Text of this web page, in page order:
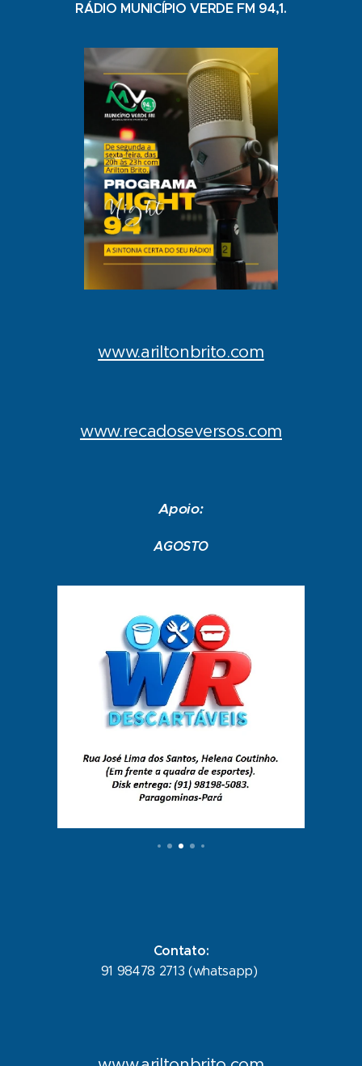
RÁDIO MUNICÍPIO VERDE FM 94,1.
www.ariltonbrito.com
www.recadoseversos.com
Apoio:
AGOSTO
Contato:
91 98478 2713 (whatsapp)